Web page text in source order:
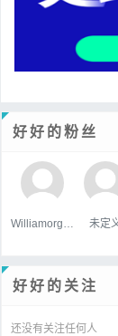
好好的粉丝
未定
好好的关注
还没有关注任何人